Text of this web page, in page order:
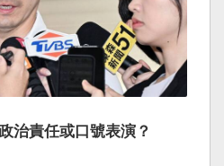
治責任或口號表演？